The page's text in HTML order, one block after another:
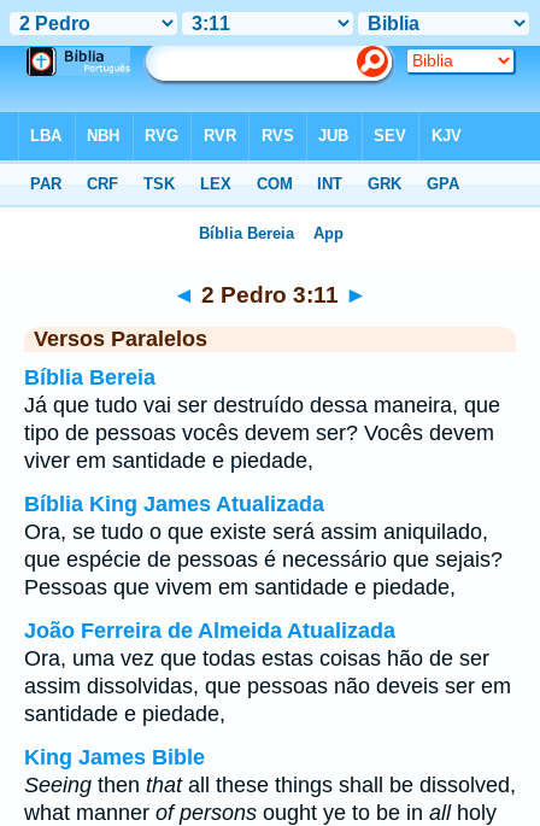
◄ 2 Pedro 3:11 ►
Versos Paralelos
Bíblia Bereia
Já que tudo vai ser destruído dessa maneira, que
tipo de pessoas vocês devem ser? Vocês devem
viver em santidade e piedade,
Bíblia King James Atualizada
Ora, se tudo o que existe será assim aniquilado,
que espécie de pessoas é necessário que sejais?
Pessoas que vivem em santidade e piedade,
João Ferreira de Almeida Atualizada
Ora, uma vez que todas estas coisas hão de ser
assim dissolvidas, que pessoas não deveis ser em
santidade e piedade,
King James Bible
Seeing then thatall these things shall be dissolved,
what manner of persons ought ye to be in allholy